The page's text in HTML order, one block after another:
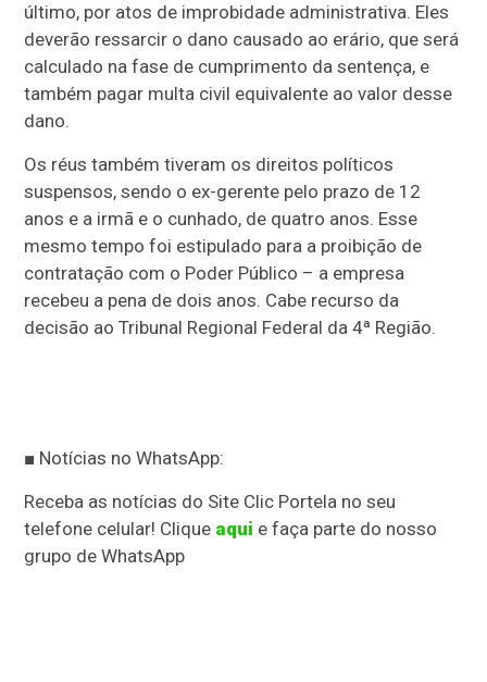
último, por atos de improbidade administrativa. Eles
deverão ressarcir o dano causado ao erário, que será
calculado na fase de cumprimento da sentença, e
também pagar multa civil equivalente ao valor desse
dano.
Os réus também tiveram os direitos políticos
suspensos, sendo o ex-gerente pelo prazo de 12
anos e a irmã e o cunhado, de quatro anos. Esse
mesmo tempo foi estipulado para a proibição de
contratação com o Poder Público – a empresa
recebeu a pena de dois anos. Cabe recurso da
decisão ao Tribunal Regional Federal da 4ª Região.
■ Notícias no WhatsApp:
Receba as notícias do Site Clic Portela no seu
telefone celular! Clique aqui e faça parte do nosso
grupo de WhatsApp